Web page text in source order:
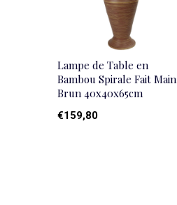
Lampe de Table en
Bambou Spirale Fait Main
Brun 40x40x65cm
€159,80